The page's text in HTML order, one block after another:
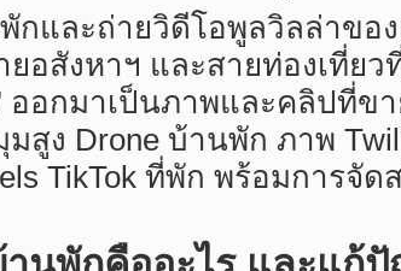
กและถ่ายวิดีโอพูลวิลล่าขอ
อสังหาฯ และสายท่องเที่ย
อกมาเป็นภาพและคลิปที่ข
สูง Drone บ้านพัก ภาพ
TikTok ที่พัก พร้อมการจั